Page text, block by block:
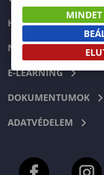
HIBABEJELENTÉS
NEPTUN
E-LEARNING
DOKUMENTUMOK
ADATVÉDELEM
MINDET